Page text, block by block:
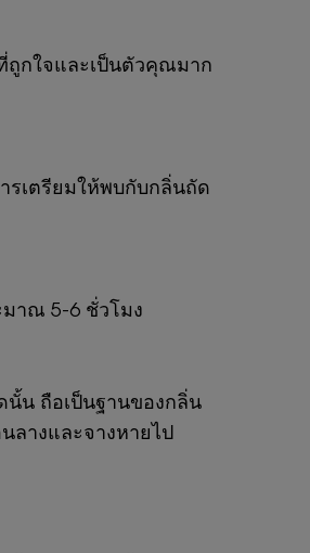
ถูกใจและเป็นตัวคุณมาก
รเตรียมให้พบกับกลิ่นถัด
าณ 5-6 ชั่วโมง
น ถือเป็นฐานของกลิ่น
ลางและจางหายไป